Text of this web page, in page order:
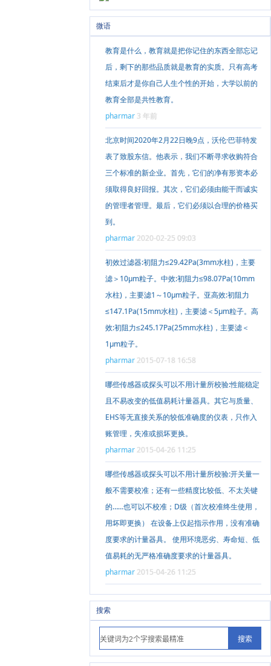
微语
教育是什么，教育就是把你记住的东西全部忘记
后，剩下的那些品质就是教育的实质。只有高考
结束后才是你自己人生个性的开始，大学以前的
教育全部是共性教育。
pharmar 3 年前
北京时间2020年2月22日晚9点，沃伦·巴菲特发
表了致股东信。他表示，我们不断寻求收购符合
三个标准的新企业。首先，它们的净有形资本必
须取得良好回报。其次，它们必须由能干而诚实
的管理者管理。最后，它们必须以合理的价格买
到。
pharmar2020-02-25 09:03
初效过滤器:初阻力≤29.42Pa(3mm水柱)，主要
滤＞10μm粒子。中效:初阻力≤98.07Pa(10mm
水柱)，主要滤1～10μm粒子。亚高效:初阻力
≤147.1Pa(15mm水柱)，主要滤＜5μm粒子。高
效:初阻力≤245.17Pa(25mm水柱)，主要滤＜
1μm粒子。
pharmar2015-07-18 16:58
哪些传感器或探头可以不用计量所校验:性能稳定
且不易改变的低值易耗计量器具。其它与质量、
EHS等无直接关系的较低准确度的仪表，只作入
账管理，失准或损坏更换。
pharmar2015-04-26 11:25
哪些传感器或探头可以不用计量所校验:开关量一
般不需要校准；还有一些精度比较低、不太关键
的……也可以不校准；D级（首次校准终生使用，
用坏即更换） 在设备上仅起指示作用，没有准确
度要求的计量器具。 使用环境恶劣、寿命短、低
值易耗的无严格准确度要求的计量器具。
pharmar2015-04-26 11:25
搜索